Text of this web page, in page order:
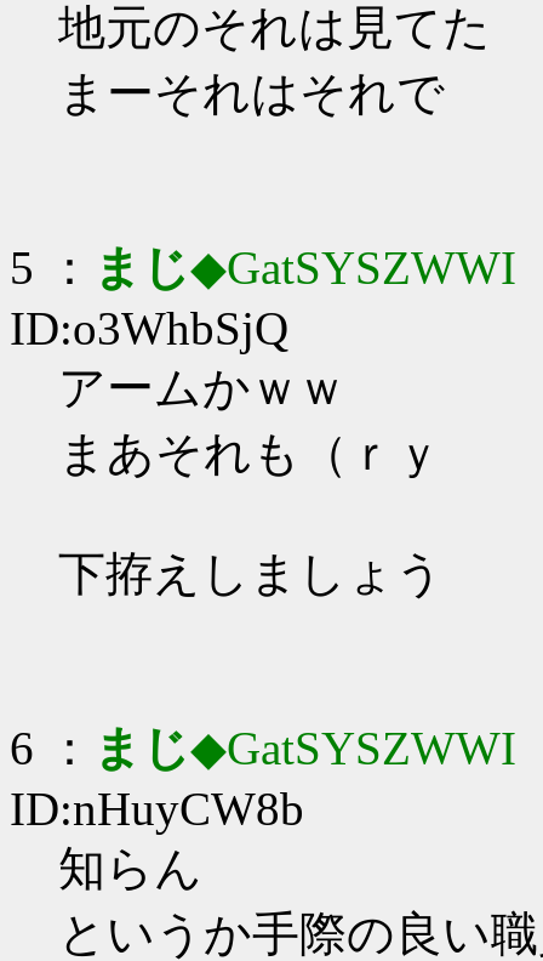
地元のそれは見てた
まーそれはそれで
5 ： まじ◆GatSYSZWWI
ID:o3WhbSjQ
アームかｗｗ
まあそれも（ｒｙ
下拵えしましょう
6 ： まじ◆GatSYSZWWI
ID:nHuyCW8b
知らん
というか手際の良い